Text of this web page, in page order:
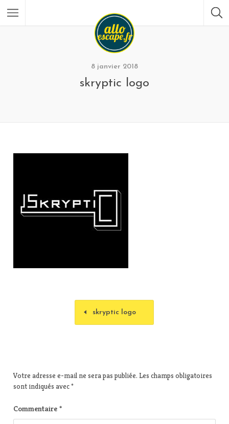
8 janvier 2018
skryptic logo
skryptic logo
Votre adresse e-mail ne sera pas publiée. Les champs obligatoires
sont indiqués avec*
Commentaire *